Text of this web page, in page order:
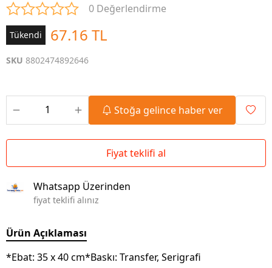
0 Değerlendirme
Tükendi 67.16 TL
SKU 8802474892646
Stoğa gelince haber ver
Fiyat teklifi al
Whatsapp Üzerinden
fiyat teklifi alınız
Ürün Açıklaması
*Ebat: 35 x 40 cm*Baskı: Transfer, Serigrafi